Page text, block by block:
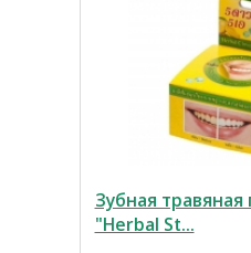
Зубная травяная
"Herbal St...